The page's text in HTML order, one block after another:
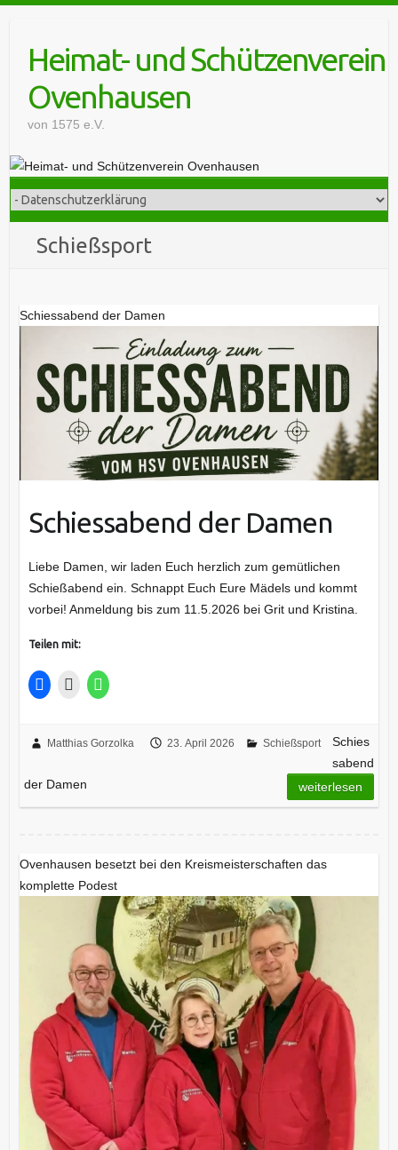
contentHeimat- und Schützenverein
Ovenhausen
von 1575 e.V.
Schießsport
Schiessabend der Damen
Schiessabend der Damen
Liebe Damen, wir laden Euch herzlich zum gemütlichen
Schießabend ein. Schnappt Euch Eure Mädels und kommt
vorbei! Anmeldung bis zum 11.5.2026 bei Grit und Kristina.
Teilen mit:
Matthias Gorzolka 23. April 2026 Schießsport
Schies
sabend
der Damen
weiterlesen
Ovenhausen besetzt bei den Kreismeisterschaften das
komplette Podest